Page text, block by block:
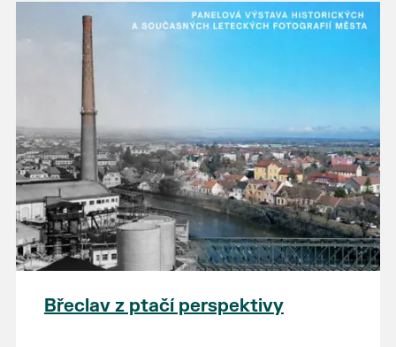
Břeclav z ptačí perspektivy